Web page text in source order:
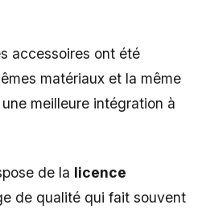
accessoires ont été
matériaux et la même
meilleure intégration à
de la licence
de qualité qui fait souvent